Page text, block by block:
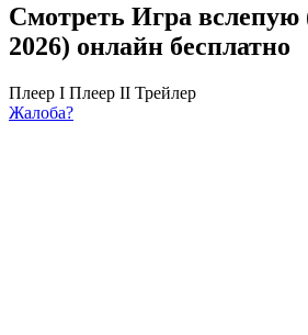
Смотреть Игра вслепую
2026) онлайн бесплатно
Плеер I Плеер II Трейлер
Жалоба?